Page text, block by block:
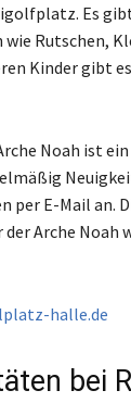
Es
Rutschen,
Kinder gibt
Noah ist
per E-Mail an.
Arche Noah
halle.de
bei